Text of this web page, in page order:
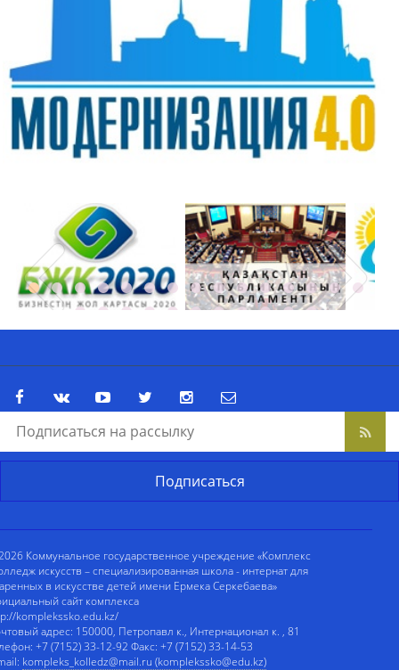
Коммунальное государственное учреждение «Комплекс
искусств – специализированная школа - интернат для
в искусстве детей имени Ермека Серкебаева»
сайт комплекса
komplekssko.edu.kz/
адрес: 150000, Петропавл к., Интернационал к. , 81
+7 (7152) 33-12-92 Факс: +7 (7152) 33-14-53
kompleks_kolledz@mail.ru (komplekssko@edu.kz)